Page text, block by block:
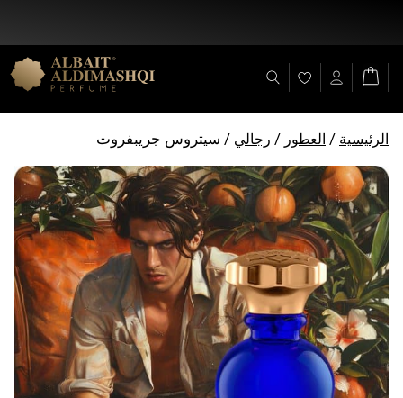
الرئيسية / العطور / رجالي / سيتروس جريبفروت